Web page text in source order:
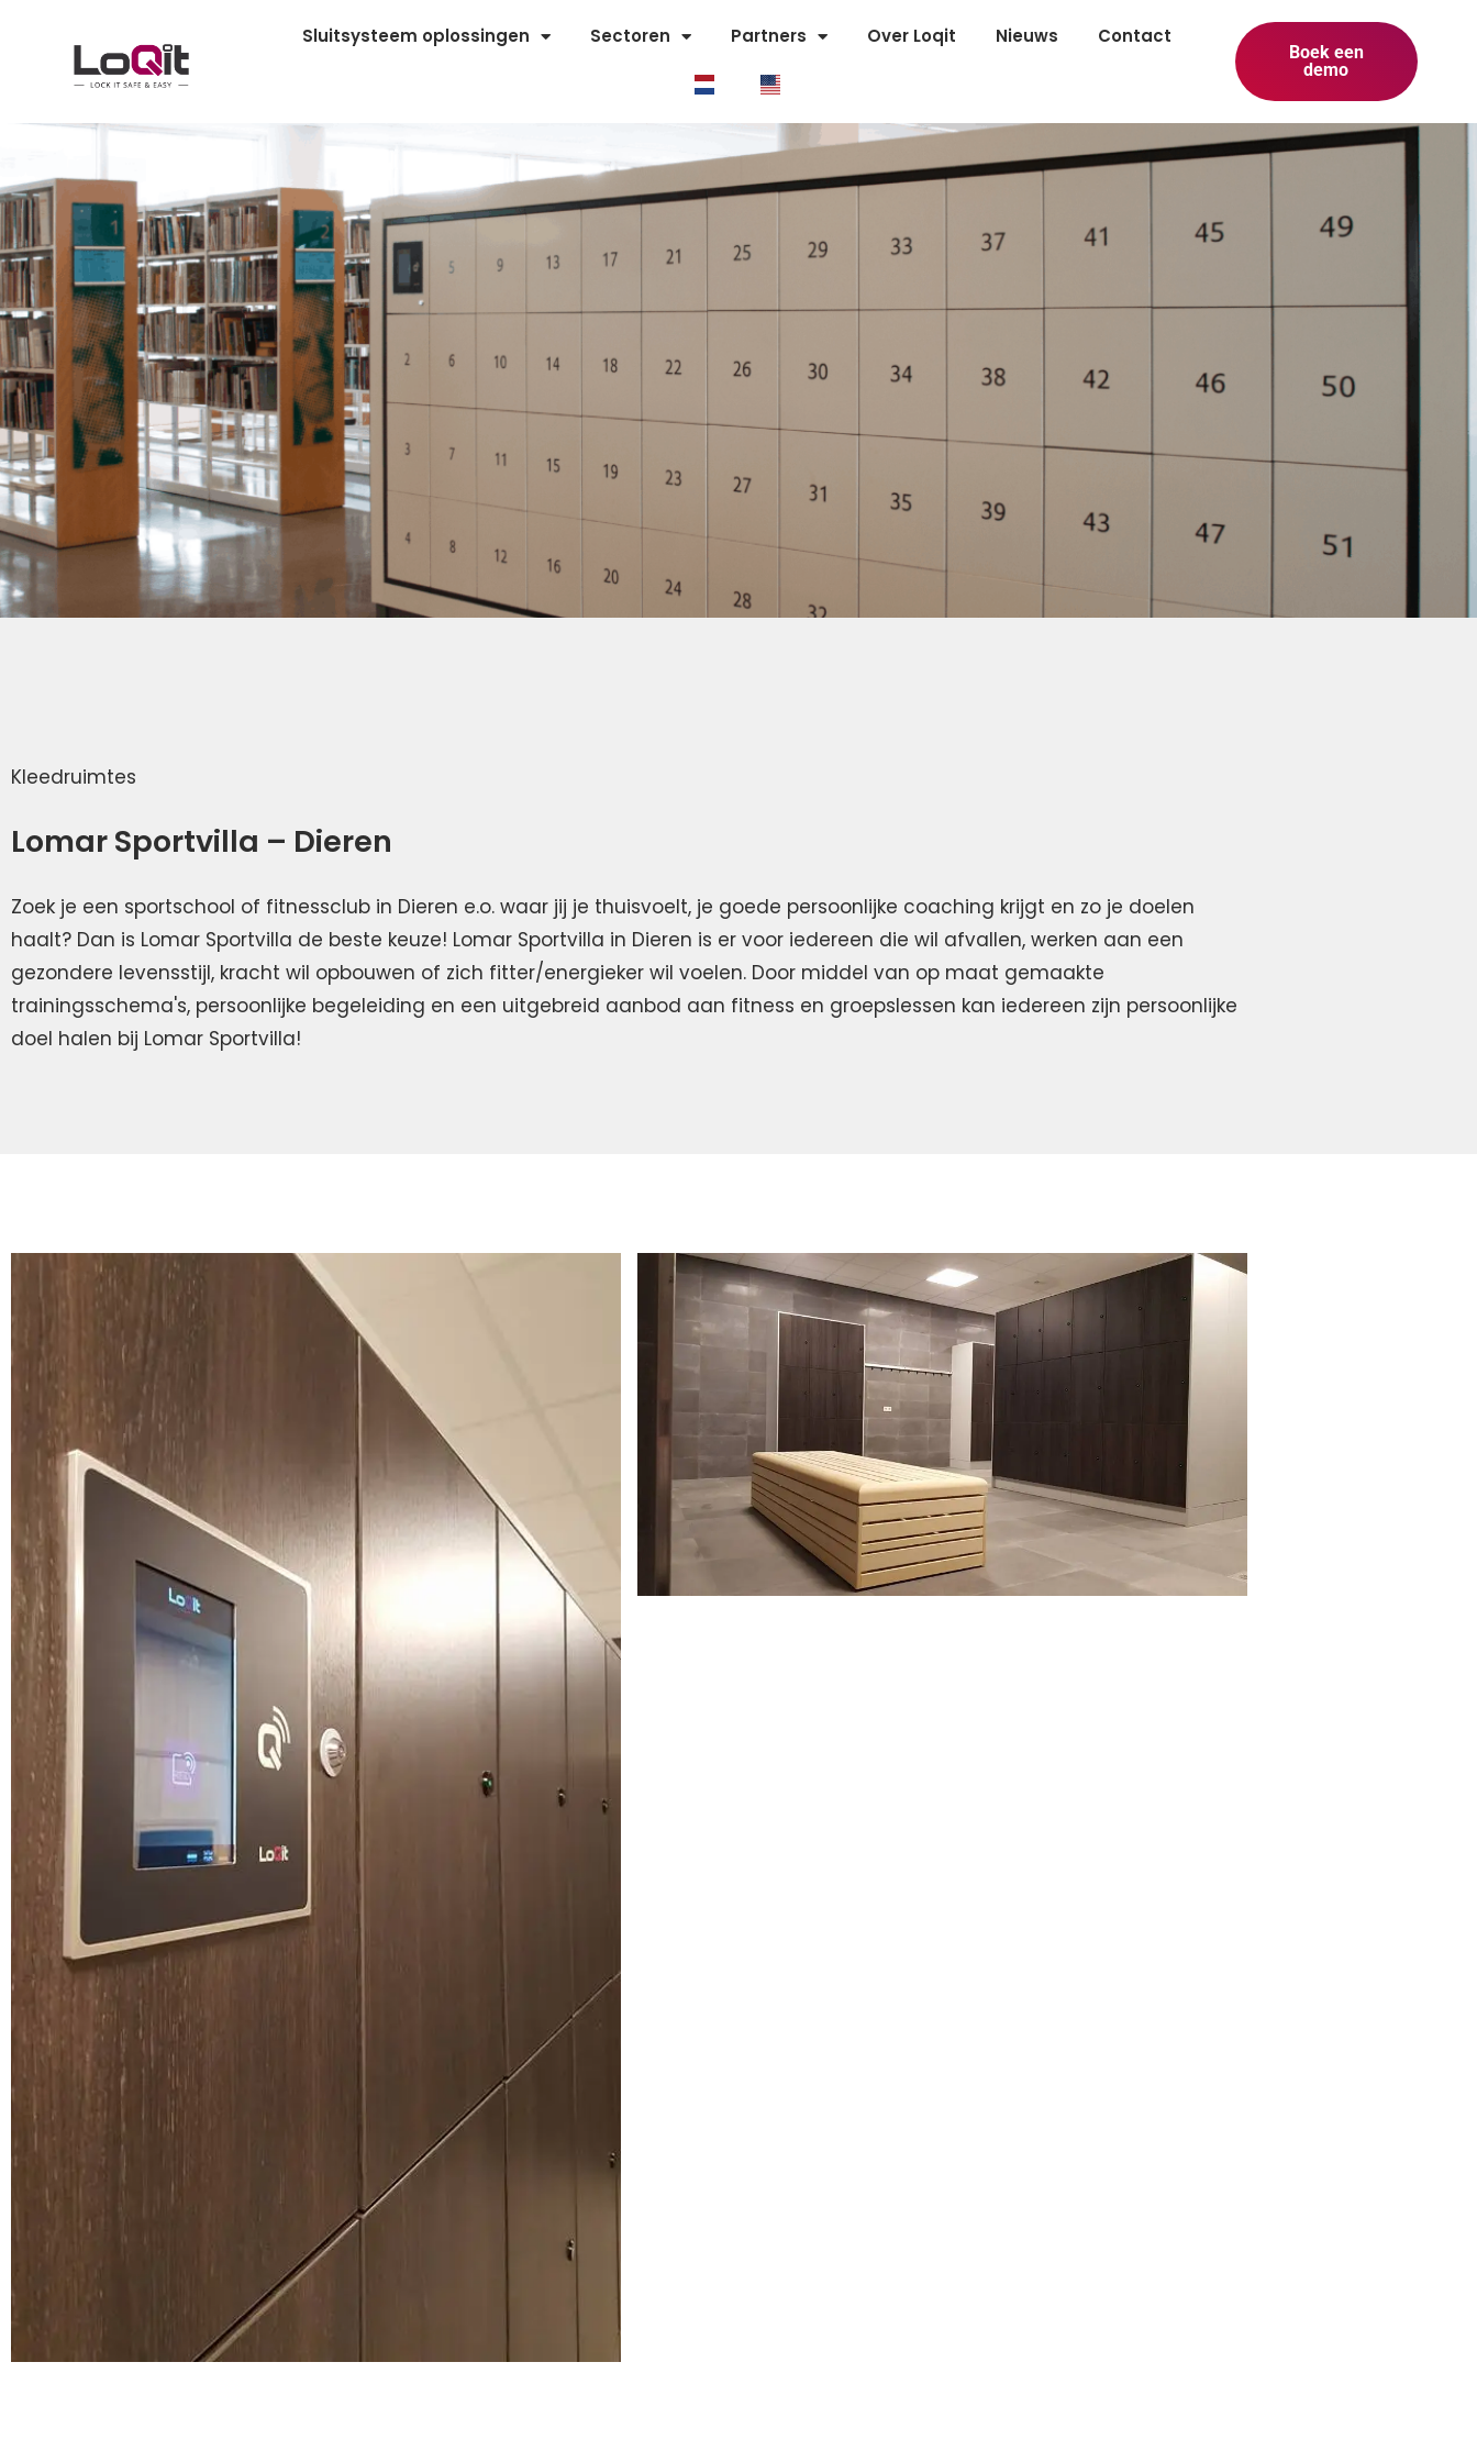
Sluitsysteem oplossingen Sectoren Partners Over Loqit Nieuws Contact
Boek een
demo
Kleedruimtes
Lomar Sportvilla – Dieren
Zoek je een sportschool of fitnessclub in Dieren e.o. waar jij je thuisvoelt, je goede persoonlijke coaching krijgt en zo je doelen
haalt? Dan is Lomar Sportvilla de beste keuze! Lomar Sportvilla in Dieren is er voor iedereen die wil afvallen, werken aan een
gezondere levensstijl, kracht wil opbouwen of zich fitter/energieker wil voelen. Door middel van op maat gemaakte
trainingsschema's, persoonlijke begeleiding en een uitgebreid aanbod aan fitness en groepslessen kan iedereen zijn persoonlijke
doel halen bij Lomar Sportvilla!